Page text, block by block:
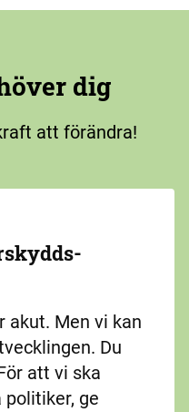
dig
att förändra!
akut. Men vi kan
Du
att vi ska
politiker, ge